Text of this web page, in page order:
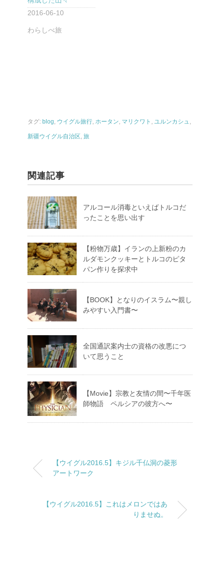
2016-06-10
わらしべ旅
タグ: blog ウイグル旅行 ホータン マリクワト ユルンカシュ
新疆ウイグル自治区 旅
関連記事
アルコール消毒といえばトルコだ
ったことを思い出す
【粉物万歳】イランの上新粉のカ
ルダモンクッキーとトルコのピタ
パン作りを探求中
【BOOK】となりのイスラム〜親し
みやすい入門書〜
全国通訳案内士の資格の改悪につ
いて思うこと
【Movie】宗教と友情の間〜千年医
師物語 ペルシアの彼方へ〜
【ウイグル2016.5】キジル千仏洞の菱形
アートワーク
【ウイグル2016.5】これはメロンではあ
りませぬ。